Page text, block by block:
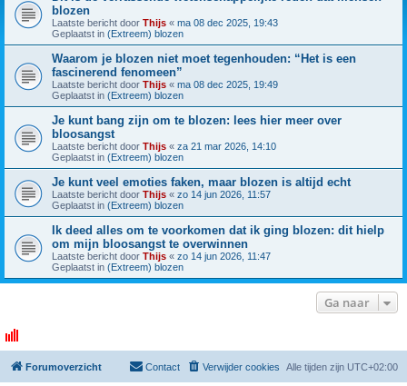
blozen
Laatste bericht door Thijs « ma 08 dec 2025, 19:43
Geplaatst in (Extreem) blozen
Waarom je blozen niet moet tegenhouden: “Het is een
fascinerend fenomeen”
Laatste bericht door Thijs « ma 08 dec 2025, 19:49
Geplaatst in (Extreem) blozen
Je kunt bang zijn om te blozen: lees hier meer over
bloosangst
Laatste bericht door Thijs « za 21 mar 2026, 14:10
Geplaatst in (Extreem) blozen
Je kunt veel emoties faken, maar blozen is altijd echt
Laatste bericht door Thijs « zo 14 jun 2026, 11:57
Geplaatst in (Extreem) blozen
Ik deed alles om te voorkomen dat ik ging blozen: dit hielp
om mijn bloosangst te overwinnen
Laatste bericht door Thijs « zo 14 jun 2026, 11:47
Geplaatst in (Extreem) blozen
Ga naar
Forumoverzicht Alle tijden zijn UTC+02:00
Verwijder cookies
Contact